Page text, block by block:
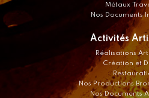
Métaux
Nos Documents
Activités
Réalisations
Création et
Nos Productions
Nos Documents